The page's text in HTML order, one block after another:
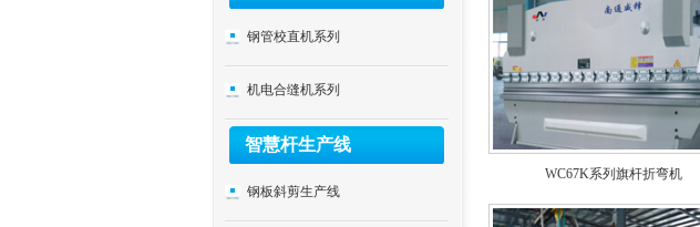
钢管校直机系列
机电合缝机系列
智慧杆生产线
钢板斜剪生产线
WC67K系列旗杆折弯机